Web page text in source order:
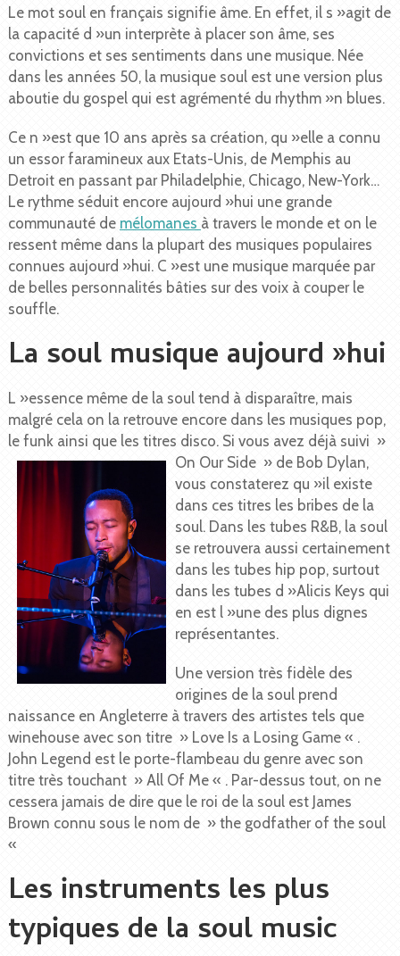
Le mot soul en français signifie âme. En effet, il s »agit de
la capacité d »un interprète à placer son âme, ses
convictions et ses sentiments dans une musique. Née
dans les années 50, la musique soul est une version plus
aboutie du gospel qui est agrémenté du rhythm »n blues.
Ce n »est que 10 ans après sa création, qu »elle a connu
un essor faramineux aux Etats-Unis, de Memphis au
Detroit en passant par Philadelphie, Chicago, New-York…
Le rythme séduit encore aujourd »hui une grande
communauté de mélomanes à travers le monde et on le
ressent même dans la plupart des musiques populaires
connues aujourd »hui. C »est une musique marquée par
de belles personnalités bâties sur des voix à couper le
souffle.
La soul musique aujourd »hui
L »essence même de la soul tend à disparaître, mais
malgré cela on la retrouve encore dans les musiques pop,
le funk ainsi que les titres disco. Si vous avez déjà suivi »
On Our Side » de Bob Dylan,
vous constaterez qu »il existe
dans ces titres les bribes de la
soul. Dans les tubes R&B, la soul
se retrouvera aussi certainement
dans les tubes hip pop, surtout
dans les tubes d »Alicis Keys qui
en est l »une des plus dignes
représentantes.
Une version très fidèle des
origines de la soul prend
naissance en Angleterre à travers des artistes tels que
winehouse avec son titre » Love Is a Losing Game « .
John Legend est le porte-flambeau du genre avec son
titre très touchant » All Of Me « . Par-dessus tout, on ne
cessera jamais de dire que le roi de la soul est James
Brown connu sous le nom de » the godfather of the soul
«
Les instruments les plus
typiques de la soul music